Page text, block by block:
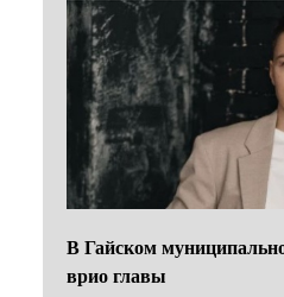
В Гайском
врио главы